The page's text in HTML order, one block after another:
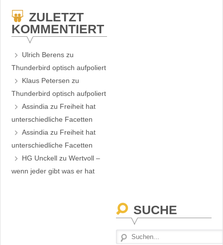
ZULETZT
KOMMENTIERT
Ulrich Berens zu
Thunderbird optisch aufpoliert
Klaus Petersen zu
Thunderbird optisch aufpoliert
Assindia zu Freiheit hat
unterschiedliche Facetten
Assindia zu Freiheit hat
unterschiedliche Facetten
HG Unckell zuWertvoll –
wenn jeder gibt was er hat
SUCHE